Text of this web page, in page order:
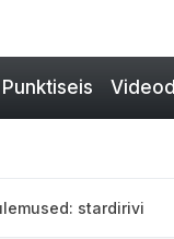
Punktiseis Videod
stardirivi